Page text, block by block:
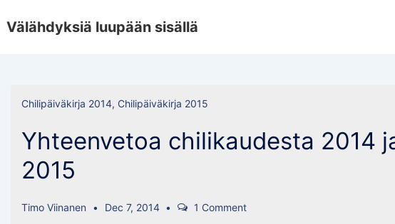
Skip
Välähdyksiä luupään sisällä
Chilipäiväkirja 2014, Chilipäiväkirja 2015
Yhteenvetoa chilikaudesta 2014
2015
Timo Viinanen Dec 7, 2014 1 Comment